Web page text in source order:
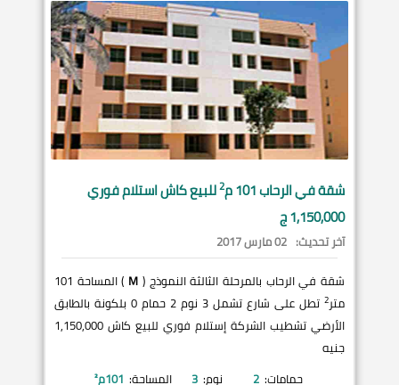
شقة فيالرحاب 2للبيع كاش استلام فوري
1,150,000 ج
آخر تحديث: 02 مارس 2017
شقة في الرحاب بالمرحلة الثالثة النموذج ( M
) المساحة 101
متر2
تطل على شارع تشمل 3 نوم 2 حمام 0 بلكونة بالطابق
الأرضي تشطيب الشركة إستلام فوري للبيع كاش 1,150,000
جنيه
حمامات: 2 نوم: 3 المساحة: 101م²